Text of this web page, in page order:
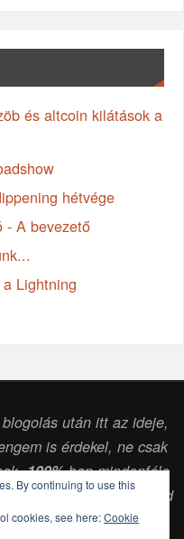
és altcoin kilátások a
hétvége
- A bevezető
Lightning
után itt az ideje,
is érdekel, ne csak
100%-ban mindenféle
független szabad
de legalább) érdeklődő
By continuing to use this
cookies, see here:Cookie